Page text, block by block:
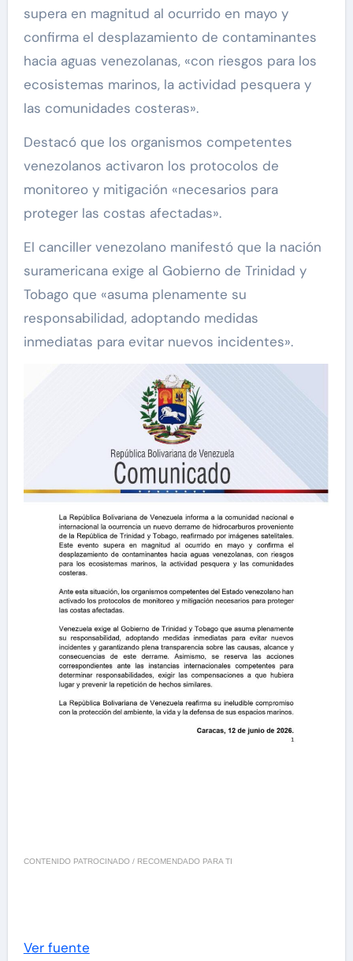
supera en magnitud al ocurrido en mayo y
confirma el desplazamiento de contaminantes
hacia aguas venezolanas, «con riesgos para los
ecosistemas marinos, la actividad pesquera y
las comunidades costeras».
Destacó que los organismos competentes
venezolanos activaron los protocolos de
monitoreo y mitigación «necesarios para
proteger las costas afectadas».
El canciller venezolano manifestó que la nación
suramericana exige al Gobierno de Trinidad y
Tobago que «asuma plenamente su
responsabilidad, adoptando medidas
inmediatas para evitar nuevos incidentes».
CONTENIDO PATROCINADO / RECOMENDADO PARA TI
Ver fuente